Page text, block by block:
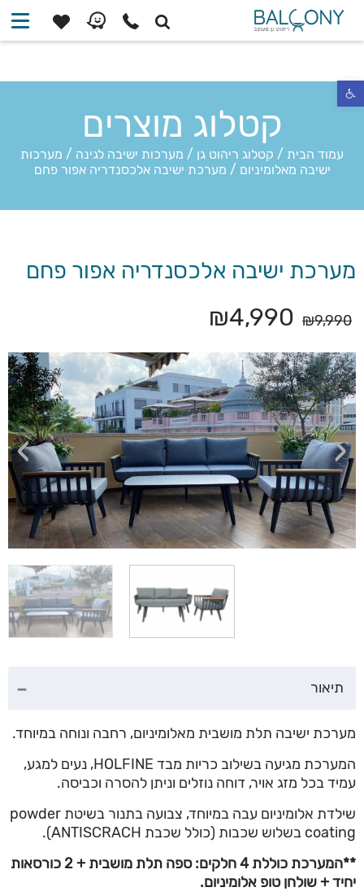
פתח סרגל נגישות
קטלוג מוצרים
עמוד הבית / קטלוג ריהוט גן / מערכות ישיבה לגינה / מערכות
ישיבה מאלומיניום / מערכת ישיבה אלכסנדריה אפור פחם
תיאור
מערכת ישיבה תלת מושבית מאלומיניום, רחבה ונוחה במיוחד.
המערכת מגיעה בשילוב כריות מבד HOLFINE, נעים למגע,
עמיד בכל מזג אויר, דוחה נוזלים וניתן להסרה וכביסה.
שילדת אלומיניום עבה במיוחד, צבועה בתנור בשיטת powder
coating בשלוש שכבות (כולל שכבת ANTISCRACH).
**המערכת כוללת 4 חלקים: ספה תלת מושבית + 2 כורסאות
יחיד + שולחן טופ אלומיניום.
מערכת ישיבה אלכסנדריה אפור פחם
₪9,990
₪4,990
› ‹